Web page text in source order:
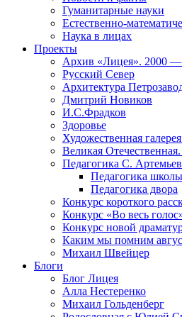
Гуманитарные науки
Естественно-
Наука в лицах
Проекты
Архив «Лицея». 2000 —
Русский Север
Архитектура
Дмитрий Новиков
И.С.Фрадков
Здоровье
Художественная
Великая
Педагогика С.
Педагогика школы
Педагогика двора
Конкурс короткого
Конкурс «Во весь
Конкурс новой
Каким мы помним
Михаил Швейцер
Блоги
Блог Лицея
Алла Нестеренко
Михаил Гольденберг